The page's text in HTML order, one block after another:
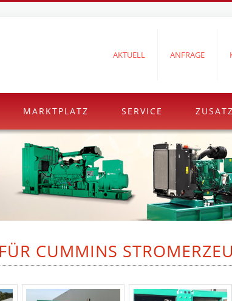
ANFRAGE
AKTUELL
MARKTPLATZ SERVICE
CUMMINS